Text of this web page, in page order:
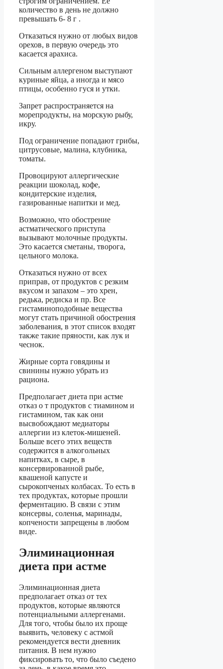
количество в день не должно
превышать 6- 8 г .
Отказаться нужно от любых видов
орехов, в первую очередь это
касается арахиса.
Сильным аллергеном выступают
куриные яйца, а иногда и мясо
птицы, особенно гуся и утки.
Запрет распространяется на
морепродукты, на морскую рыбу,
икру.
Под ограничение попадают грибы,
цитрусовые, малина, клубника,
томаты.
Провоцируют аллергические
реакции шоколад, кофе,
кондитерские изделия,
газированные напитки и мед.
Возможно, что обострение
астматического приступа
вызывают молочные продукты.
Это касается сметаны, творога,
цельного молока.
Отказаться нужно от всех
приправ, от продуктов с резким
вкусом и запахом – это хрен,
редька, редиска и пр. Все
гистаминоподобные вещества
могут стать причиной обострения
заболевания, в этот список входят
также такие пряности, как лук и
чеснок.
Жирные сорта говядины и
свинины нужно убрать из
рациона.
Предполагает диета при астме
отказ о т продуктов с тиамином и
гистамином, так как они
высвобождают медиаторы
аллергии из клеток-мишеней.
Больше всего этих веществ
содержится в алкогольных
напитках, в сыре, в
консервированной рыбе,
квашеной капусте и
сырокопченых колбасах. То есть в
тех продуктах, которые прошли
ферментацию. В связи с этим
консервы, соленья, маринады,
копчености запрещены в любом
виде.
Элиминационная
диета при астме
Элиминационная диета
предполагает отказ от тех
продуктов, которые являются
потенциальными аллергенами.
Для того, чтобы было их проще
выявить, человеку с астмой
рекомендуется вести дневник
питания. В нем нужно
фиксировать то, что было съедено